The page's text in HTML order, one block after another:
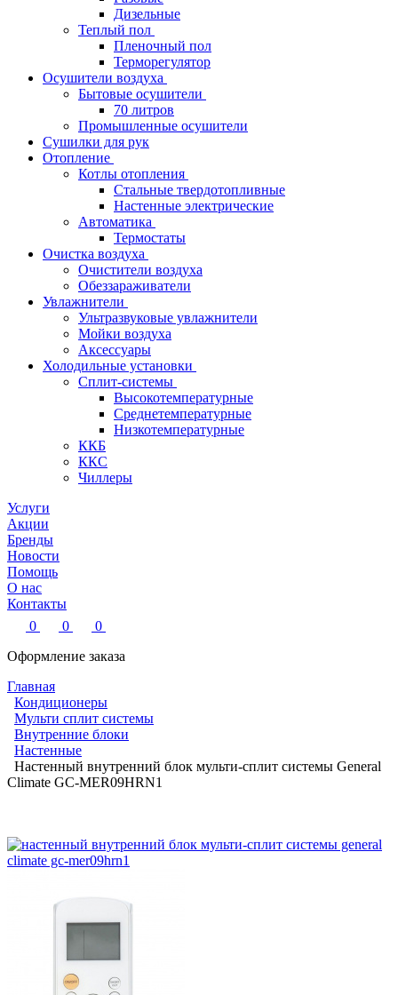
Дизельные
Теплый пол
Пленочный пол
Терморегулятор
Осушители воздуха
Бытовые осушители
70 литров
Промышленные осушители
Сушилки для рук
Отопление
Котлы отопления
Стальные твердотопливные
Настенные электрические
Автоматика
Термостаты
Очистка воздуха
Очистители воздуха
Обеззараживатели
Увлажнители
Ультразвуковые увлажнители
Мойки воздуха
Аксессуары
Холодильные установки
Сплит-системы
Высокотемпературные
Среднетемпературные
Низкотемпературные
ККБ
ККС
Чиллеры
Услуги
Акции
Бренды
Новости
Помощь
О нас
Контакты
0
0
0
Оформление заказа
Главная
Кондиционеры
Мульти сплит системы
Внутренние блоки
Настенные
Настенный внутренний блок мульти-сплит системы General
Climate GC-MER09HRN1